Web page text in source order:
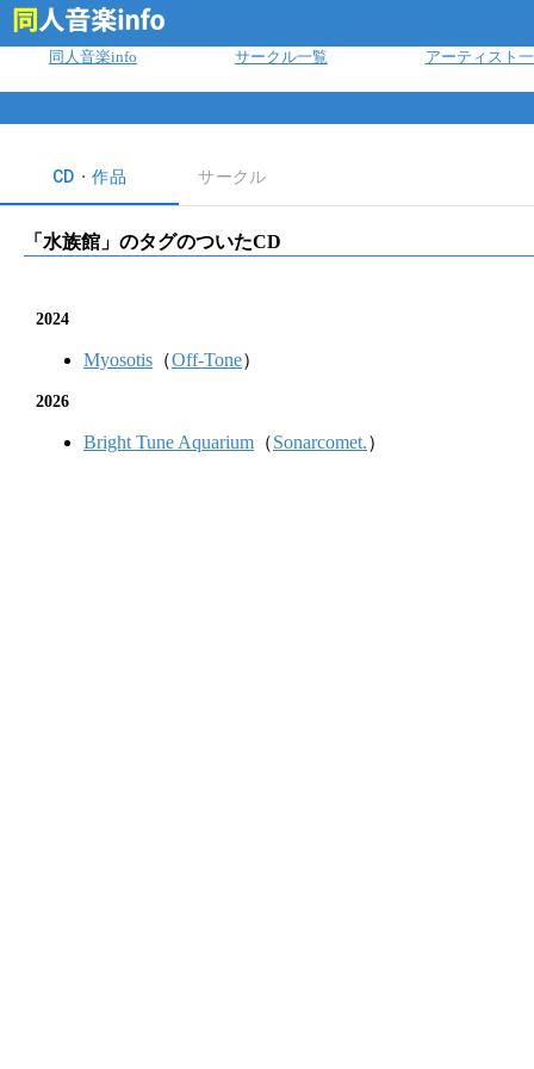
同人音楽info サークル一覧 アーティスト
CD・作品 サークル
「 水族館 」のタグのついたCD
2024
Myosotis （Off-Tone）
2026
Bright Tune Aquarium （Sonarcomet.）